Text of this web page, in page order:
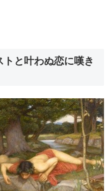
と叶わぬ恋に嘆き